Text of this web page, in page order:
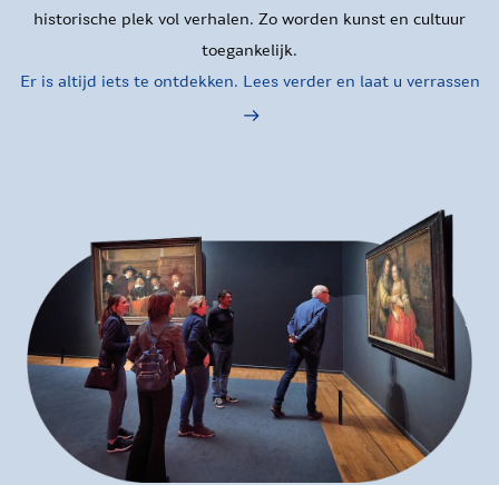
historische plek vol verhalen. Zo worden kunst en cultuur
toegankelijk.
Er is altijd iets te ontdekken. Lees verder en laat u verrassen